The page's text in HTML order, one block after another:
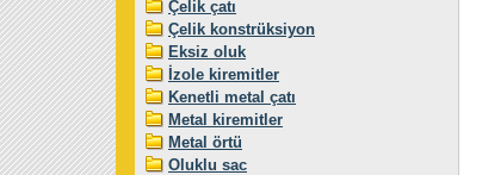
Çelik çatı
Çelik konstrüksiyon
Eksiz oluk
İzole kiremitler
Kenetli metal çatı
Metal kiremitler
Metal örtü
Oluklu sac